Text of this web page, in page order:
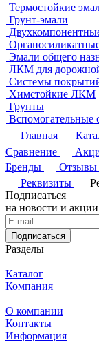
Термостойкие
Грунт-эмали
Эмали общего
ЛКМ для
Системы
Химстойкие ЛКМ
Грунты
Вспомогательные
Главная
Сравнение
Бренды
Отзывы
Реквизиты
Подписаться
на новости и акции
Подписаться
Разделы
Каталог
Компания
О компании
Контакты
Информация